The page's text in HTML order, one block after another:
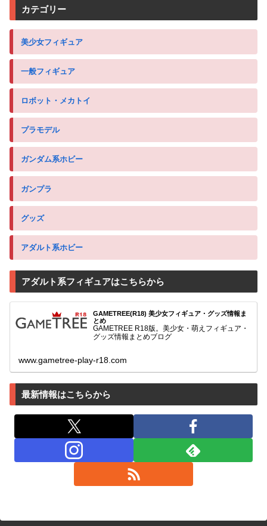
カテゴリー
美少女フィギュア
一般フィギュア
ロボット・メカトイ
プラモデル
ガンダム系ホビー
ガンプラ
グッズ
アダルト系ホビー
アダルト系フィギュアはこちらから
GAMETREE(R18) 美少女フィギュア・グッズ情報ま
とめ
GAMETREE R18版。美少女・萌えフィギュア・
グッズ情報まとめブログ
www.gametree-play-r18.com
最新情報はこちらから